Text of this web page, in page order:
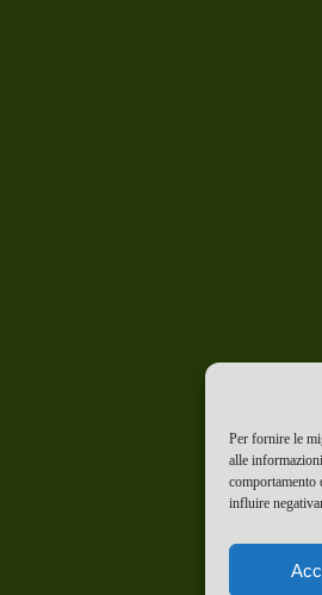
Per fornire le
alle
comportamento
influire